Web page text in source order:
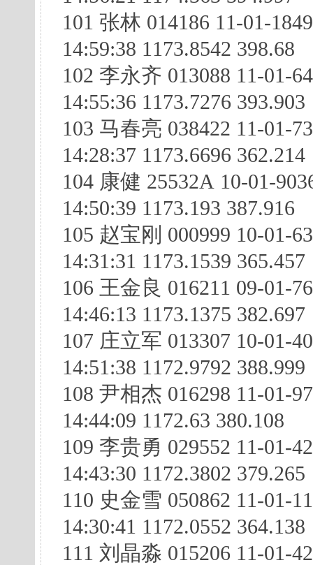
101 张林 014186 11-01-
14:59:38 1173.8542 398.68
102 李永齐 013088 11-01-
14:55:36 1173.7276 393.903
103 马春亮 038422 11-01-
14:28:37 1173.6696 362.214
104 康健 25532A 10-01-
14:50:39 1173.193 387.916
105 赵宝刚 000999 10-01-
14:31:31 1173.1539 365.457
106 王金良 016211 09-01-
14:46:13 1173.1375 382.697
107 庄立军 013307 10-01-
14:51:38 1172.9792 388.999
108 尹相杰 016298 11-01-
14:44:09 1172.63 380.108
109 李贵勇 029552 11-01-
14:43:30 1172.3802 379.265
110 史金雪 050862 11-01-
14:30:41 1172.0552 364.138
111 刘晶淼 015206 11-01-